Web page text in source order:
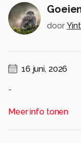
door
16 juni, 2026
-
Alle rechten
Meer info tonen